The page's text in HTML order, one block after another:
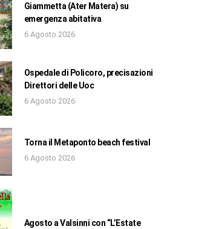
Giammetta (Ater Matera) su
emergenza abitativa
6 Agosto 2026
Ospedale di Policoro, precisazioni
Direttori delle Uoc
6 Agosto 2026
Torna il Metaponto beach festival
6 Agosto 2026
Agosto a Valsinni con “L’Estate